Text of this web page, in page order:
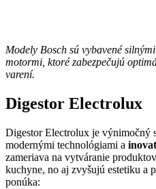
Modely Bosch sú vybavené
motormi, ktoré zabezpečujú
varení.
Digestor Electrolux
Digestor Electrolux je výnimočný
modernými technológiami a
zameriava na vytváranie
kuchyne, no aj zvyšujú estetiku a
ponúka: